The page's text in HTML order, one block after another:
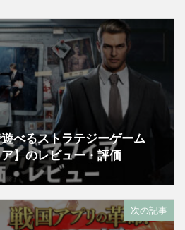
べるストラテジーゲーム
ア】のレビュー・評価
次の記事